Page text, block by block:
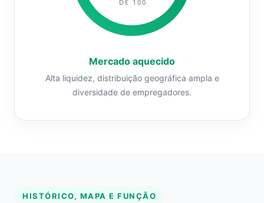
DE 100
Mercado aquecido
Alta liquidez, distribuição geográfica ampla e
diversidade de empregadores.
HISTÓRICO, MAPA E FUNÇÃO